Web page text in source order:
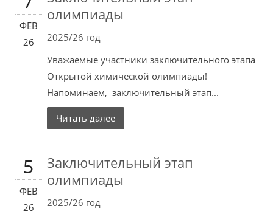
ФЕВ
26
олимпиады
2025/26 год
Уважаемые участники заключительного этапа
Открытой химической олимпиады!
Напоминаем, заключительный этап...
Читать далее
5
ФЕВ
26
Заключительный этап
олимпиады
2025/26 год